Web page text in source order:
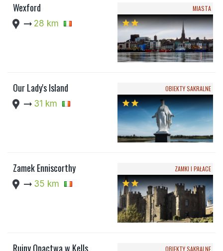
Wexford
location_pin arrow_right_alt 28 km
MIASTA
starstar
Our Lady's Island
location_pin arrow_right_alt 31 km
OBIEKTY SAKRALNE
starstar
Zamek Enniscorthy
location_pin arrow_right_alt 35 km
ZAMKI I PAŁACE
starstar
Ruiny Opactwa w Kells OBIEKTY SAKRALNE